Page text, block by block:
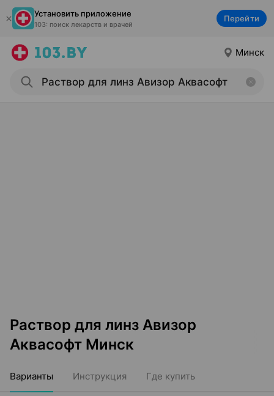
Установить приложение
103: поиск лекарств и врачей
Перейти
Минск
Раствор для линз Авизор
Аквасофт Минск
Варианты Инструкция Где купить